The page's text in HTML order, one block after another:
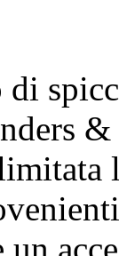
di
&
un